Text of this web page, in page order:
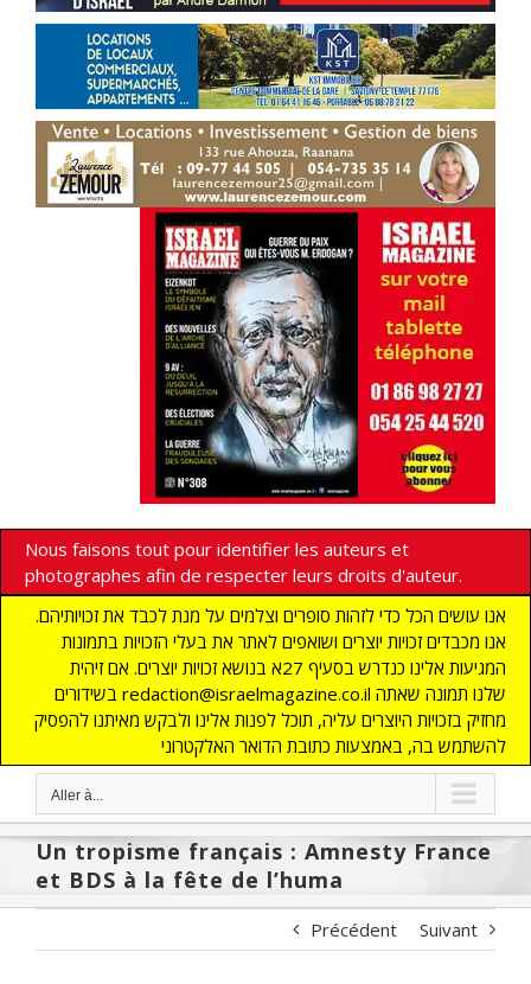
Nous faisons tout pour identifier les auteurs et
photographes afin de respecter leurs droits d'auteur.
אנו עושים הכל כדי לזהות סופרים וצלמים על מנת לכבד את זכויותיהם.
אנו מכבדים זכויות יוצרים ושואפים לאתר את בעלי הזכויות בתמונות
המגיעות אלינו כנדרש בסעיף 27א בנושא זכויות יוצרים. אם זיהית
בשידורים redaction@israelmagazine.co.il שלנו תמונה שאתה
מחזיק בזכויות היוצרים עליה, תוכל לפנות אלינו ולבקש מאיתנו להפסיק
להשתמש בה, באמצעות כתובת הדואר האלקטרוני
Aller à...
Un tropisme français : Amnesty France
et BDS à la fête de l’huma
Précédent Suivant